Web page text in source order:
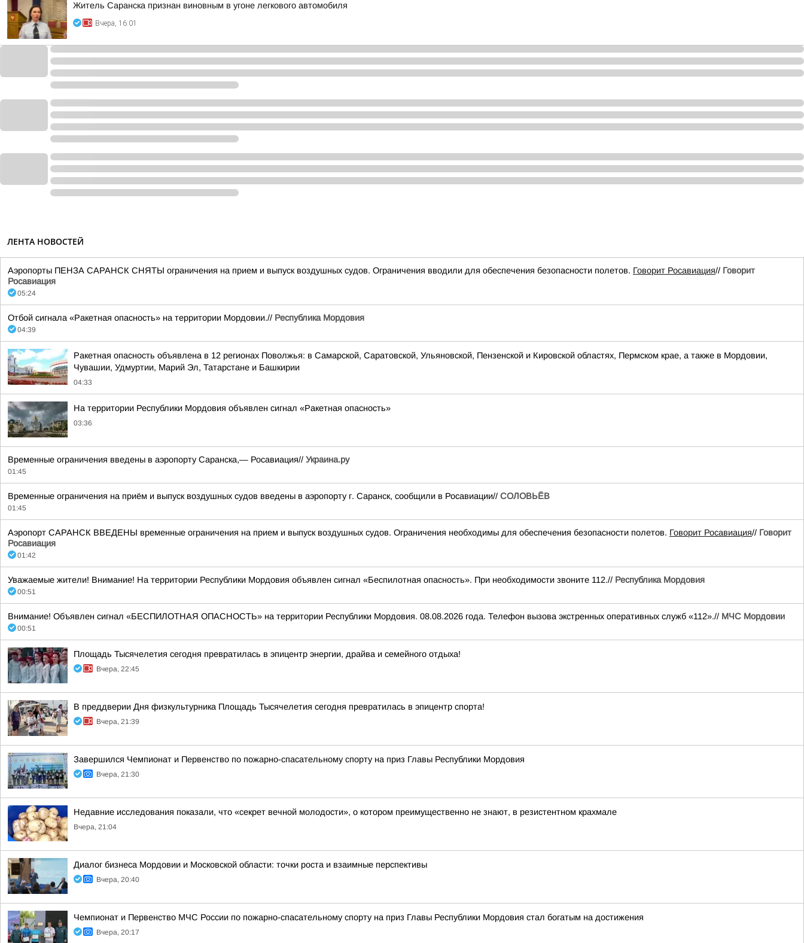
Житель Саранска признан виновным в угоне легкового автомобиля
Вчера, 16:01
ЛЕНТА НОВОСТЕЙ
Аэропорты ПЕНЗА САРАНСК СНЯТЫ ограничения на прием и выпуск воздушных судов. Ограничения вводили для обеспечения безопасности полетов. Говорит Росавиация// Говорит
Росавиация
05:24
Отбой сигнала «Ракетная опасность» на территории Мордовии.// Республика Мордовия
04:39
Ракетная опасность объявлена в 12 регионах Поволжья: в Самарской, Саратовской, Ульяновской, Пензенской и Кировской областях, Пермском крае, а также в Мордовии,
Чувашии, Удмуртии, Марий Эл, Татарстане и Башкирии
04:33
На территории Республики Мордовия объявлен сигнал «Ракетная опасность»
03:36
Временные ограничения введены в аэропорту Саранска,— Росавиация// Украина.ру
01:45
Временные ограничения на приём и выпуск воздушных судов введены в аэропорту г. Саранск, сообщили в Росавиации// СОЛОВЬЁВ
01:45
Аэропорт САРАНСК ВВЕДЕНЫ временные ограничения на прием и выпуск воздушных судов. Ограничения необходимы для обеспечения безопасности полетов. Говорит Росавиация// Говорит
Росавиация
01:42
Уважаемые жители! Внимание! На территории Республики Мордовия объявлен сигнал «Беспилотная опасность». При необходимости звоните 112.// Республика Мордовия
00:51
Внимание! Объявлен сигнал «БЕСПИЛОТНАЯ ОПАСНОСТЬ» на территории Республики Мордовия. 08.08.2026 года. Телефон вызова экстренных оперативных служб «112».// МЧС Мордовии
00:51
Площадь Тысячелетия сегодня превратилась в эпицентр энергии, драйва и семейного отдыха!
Вчера, 22:45
В преддверии Дня физкультурника Площадь Тысячелетия сегодня превратилась в эпицентр спорта!
Вчера, 21:39
Завершился Чемпионат и Первенство по пожарно-спасательному спорту на приз Главы Республики Мордовия
Вчера, 21:30
Недавние исследования показали, что «секрет вечной молодости», о котором преимущественно не знают, в резистентном крахмале
Вчера, 21:04
Диалог бизнеса Мордовии и Московской области: точки роста и взаимные перспективы
Вчера, 20:40
Чемпионат и Первенство МЧС России по пожарно-спасательному спорту на приз Главы Республики Мордовия стал богатым на достижения
Вчера, 20:17